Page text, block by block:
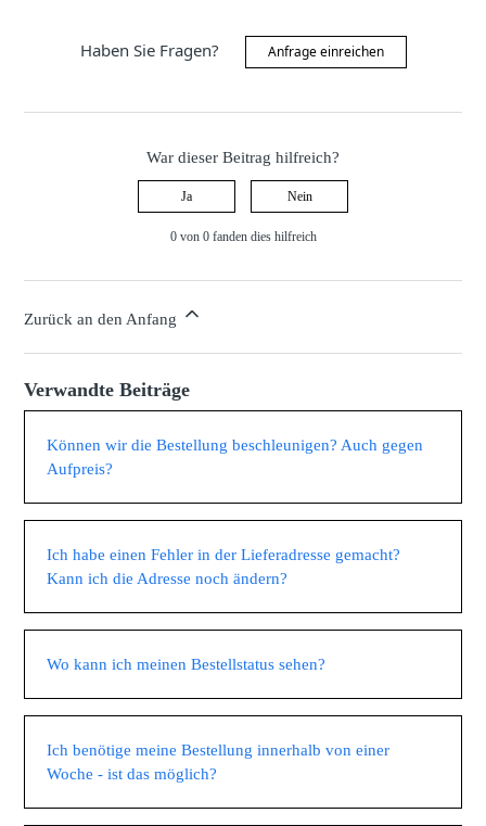
Haben Sie Fragen? Anfrage einreichen
War dieser Beitrag hilfreich?
Ja Nein
0 von 0 fanden dies hilfreich
Zurück an den Anfang
Verwandte Beiträge
Können wir die Bestellung beschleunigen? Auch gegen
Aufpreis?
Ich habe einen Fehler in der Lieferadresse gemacht?
Kann ich die Adresse noch ändern?
Wo kann ich meinen Bestellstatus sehen?
Ich benötige meine Bestellung innerhalb von einer
Woche - ist das möglich?